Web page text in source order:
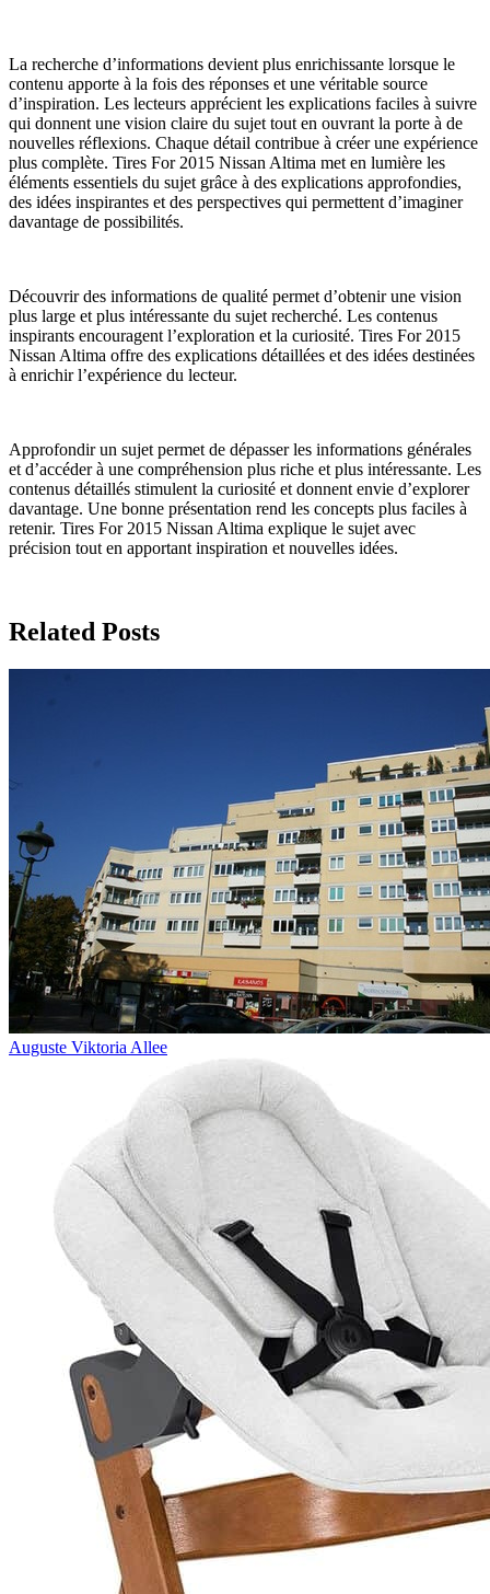
La recherche d’informations devient plus enrichissante lorsque le
contenu apporte à la fois des réponses et une véritable source
d’inspiration. Les lecteurs apprécient les explications faciles à suivre
qui donnent une vision claire du sujet tout en ouvrant la porte à de
nouvelles réflexions. Chaque détail contribue à créer une expérience
plus complète. Tires For 2015 Nissan Altima met en lumière les
éléments essentiels du sujet grâce à des explications approfondies,
des idées inspirantes et des perspectives qui permettent d’imaginer
davantage de possibilités.
Découvrir des informations de qualité permet d’obtenir une vision
plus large et plus intéressante du sujet recherché. Les contenus
inspirants encouragent l’exploration et la curiosité. Tires For 2015
Nissan Altima offre des explications détaillées et des idées destinées
à enrichir l’expérience du lecteur.
Approfondir un sujet permet de dépasser les informations générales
et d’accéder à une compréhension plus riche et plus intéressante. Les
contenus détaillés stimulent la curiosité et donnent envie d’explorer
davantage. Une bonne présentation rend les concepts plus faciles à
retenir. Tires For 2015 Nissan Altima explique le sujet avec
précision tout en apportant inspiration et nouvelles idées.
Related Posts
Auguste Viktoria Allee